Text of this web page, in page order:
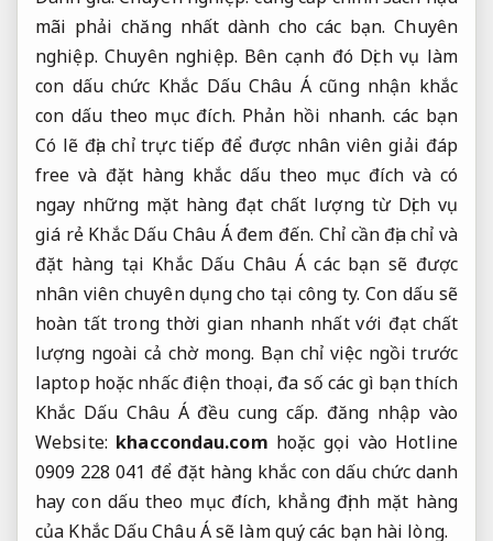
mãi phải chăng nhất dành cho các bạn.Chuyên
nghiệp. Chuyên nghiệp. Bên cạnh đó Dịch vụ làm
con dấu chức Khắc Dấu Châu Á cũng nhận khắc
con dấu theo mục đích. Phản hồi nhanh. các bạn
Có lẽ địa chỉ trực tiếp để được nhân viên giải đáp
free và đặt hàng khắc dấu theo mục đích và có
ngay những mặt hàng đạt chất lượng từ Dịch vụ
giá rẻ Khắc Dấu Châu Á đem đến. Chỉ cần địa chỉ và
đặt hàng tại Khắc Dấu Châu Á các bạn sẽ được
nhân viên chuyên dụng cho tại công ty. Con dấu sẽ
hoàn tất trong thời gian nhanh nhất với đạt chất
lượng ngoài cả chờ mong. Bạn chỉ việc ngồi trước
laptop hoặc nhấc điện thoại, đa số các gì bạn thích
Khắc Dấu Châu Á đều cung cấp. đăng nhập vào
Website: khaccondau.com hoặc gọi vào Hotline
0909 228 041 để đặt hàng khắc con dấu chức danh
hay con dấu theo mục đích, khẳng định mặt hàng
của Khắc Dấu Châu Á sẽ làm quý các bạn hài lòng.